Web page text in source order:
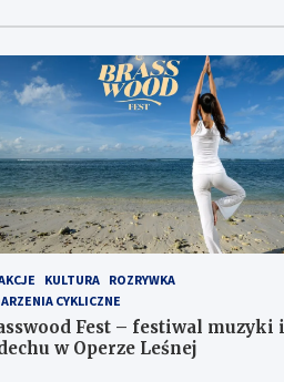
KULTURA
ROZRYWKA
CYKLICZNE
Fest – festiwal muzyki i
w Operze Leśnej